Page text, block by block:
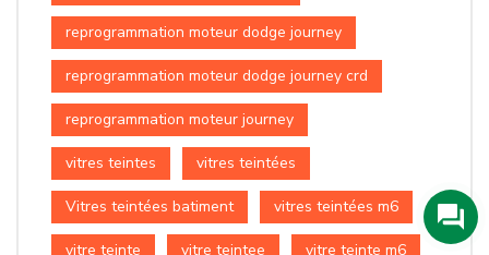
reprogrammation moteur dodge journey
reprogrammation moteur dodge journey crd
reprogrammation moteur journey
vitres teintes vitres teintées
Vitres teintées batiment vitres teintées m6
vitre teinte vitre teintee vitre teinte m6